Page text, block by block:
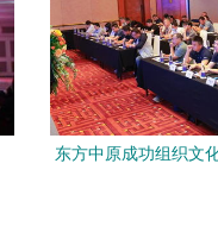
东方中原成功组织文